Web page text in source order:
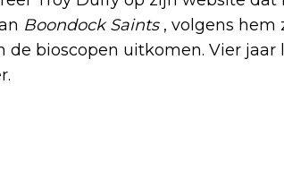
Boondock Saints, volgens hem
de bioscopen uitkomen. Vier jaar